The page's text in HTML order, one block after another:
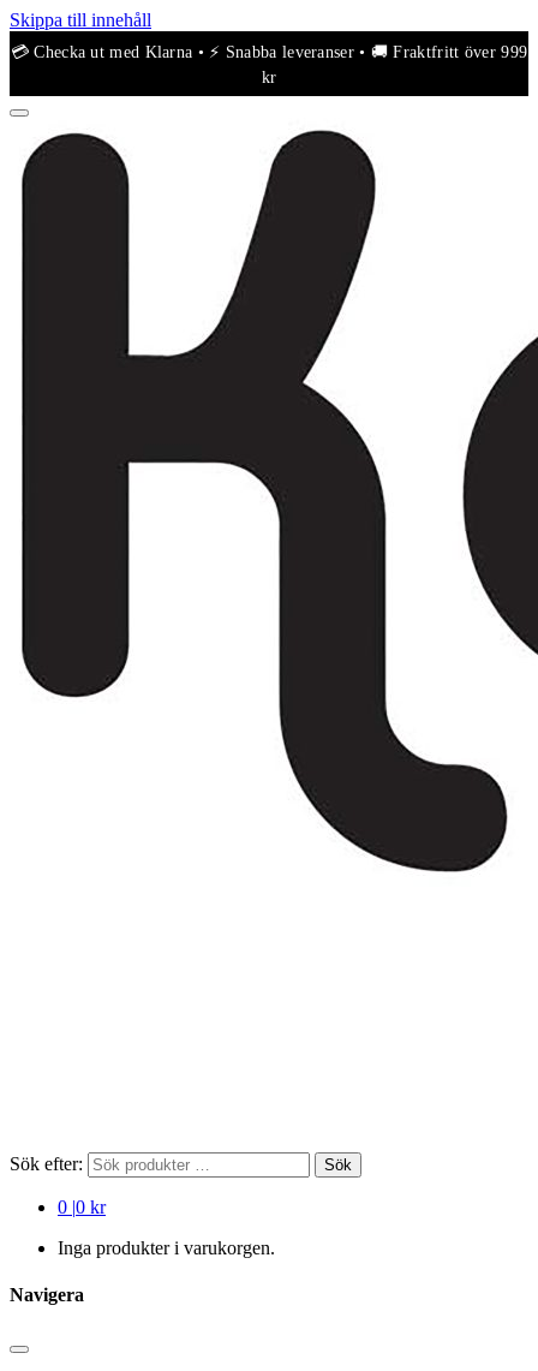
Skippa till innehåll
Sök efter: Sök
0 |0 kr
Inga produkter i varukorgen.
Navigera